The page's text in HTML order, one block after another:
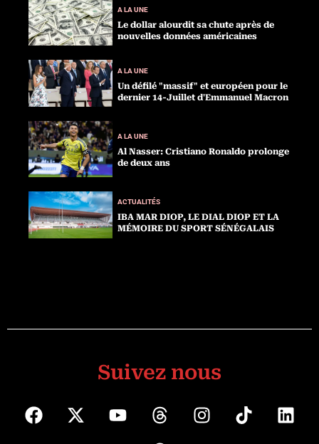
A LA UNE
Le dollar alourdit sa chute après de
nouvelles données américaines
A LA UNE
Un défilé "massif" et européen pour le
dernier 14-Juillet d'Emmanuel Macron
A LA UNE
Al Nasser: Cristiano Ronaldo prolonge
de deux ans
ACTUALITÉS
IBA MAR DIOP, LE DIAL DIOP ET LA
MÉMOIRE DU SPORT SÉNÉGALAIS
Suivez nous